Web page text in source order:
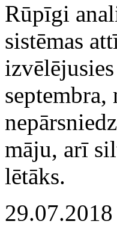
Rūpīgi
sistēmas
māju, arī
lētāks.